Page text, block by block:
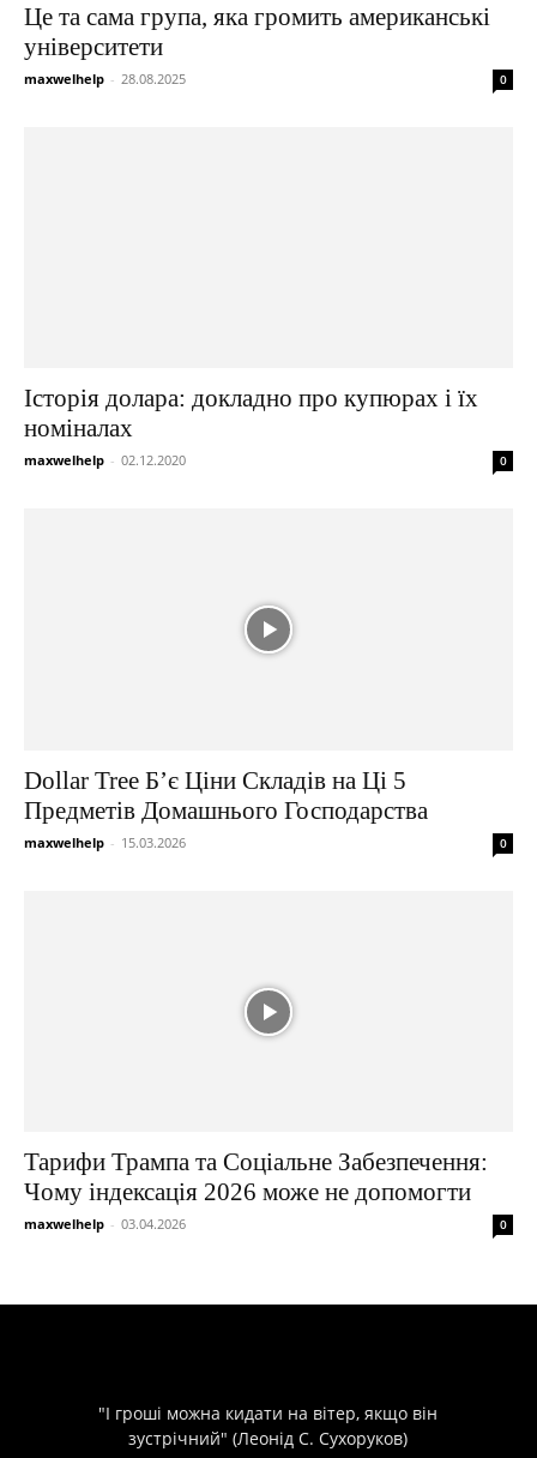
Це та сама група, яка громить американські
університети
maxwelhelp - 28.08.2025 0
Історія долара: докладно про купюрах і їх
номіналах
maxwelhelp - 02.12.2020 0
Dollar Tree Б’є Ціни Складів на Ці 5
Предметів Домашнього Господарства
maxwelhelp - 15.03.2026 0
Тарифи Трампа та Соціальне Забезпечення:
Чому індексація 2026 може не допомогти
maxwelhelp - 03.04.2026 0
"І гроші можна кидати на вітер, якщо він
зустрічний" (Леонід С. Сухоруков)